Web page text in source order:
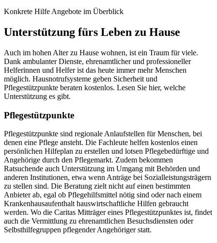
Konkrete Hilfe Angebote im Überblick
Unterstützung fürs Leben zu Hause
Auch im hohen Alter zu Hause wohnen, ist ein Traum für viele.
Dank ambulanter Dienste, ehrenamtlicher und professioneller
Helferinnen und Helfer ist das heute immer mehr Menschen
möglich. Hausnotrufsysteme geben Sicherheit und
Pflegestützpunkte beraten kostenlos. Lesen Sie hier, welche
Unterstützung es gibt.
Pflegestützpunkte
Pflegestützpunkte sind regionale Anlaufstellen für Menschen, bei
denen eine Pflege ansteht. Die Fachleute helfen kostenlos einen
persönlichen Hilfeplan zu erstellen und lotsen Pflegebedürftige und
Angehörige durch den Pflegemarkt. Zudem bekommen
Ratsuchende auch Unterstützung im Umgang mit Behörden und
anderen Institutionen, etwa wenn Anträge bei Sozialleistungsträgern
zu stellen sind. Die Beratung zielt nicht auf einen bestimmten
Anbieter ab, egal ob Pflegehilfsmittel nötig sind oder nach einem
Krankenhausaufenthalt hauswirtschaftliche Hilfen gebraucht
werden. Wo die Caritas Mitträger eines Pflegestützpunktes ist, findet
auch die Vermittlung zu ehrenamtlichen Besuchsdiensten oder
Selbsthilfegruppen pflegender Angehöriger statt.